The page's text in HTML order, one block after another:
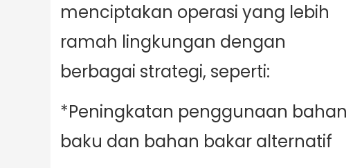
menciptakan operasi yang lebih
ramah lingkungan dengan
berbagai strategi, seperti:
*Peningkatan penggunaan bahan
baku dan bahan bakar alternatif